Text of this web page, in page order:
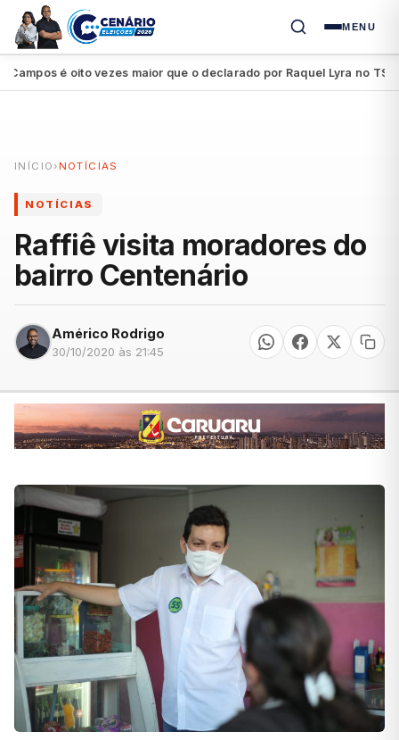
MENU
é oito vezes maior que o declarado por Raquel Lyra no TSE●
INÍCIO › NOTÍCIAS
NOTÍCIAS
Raffiê visita moradores do
bairro Centenário
Américo Rodrigo
30/10/2020 às 21:45